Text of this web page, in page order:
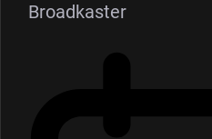
Broadkaster